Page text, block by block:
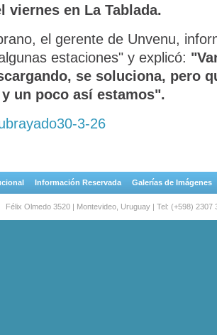
viernes en La Tablada.
el gerente de Unvenu,
estaciones" y explicó:
se soluciona, pero
un poco así estamos".
3-26
Información Reservada Galerías de Imágenes
Félix Olmedo 3520 | Montevideo, Uruguay | Tel: (+598)